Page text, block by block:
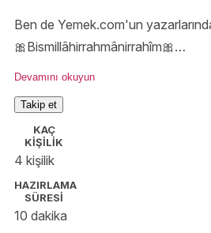
Ben de Yemek.com'un
🎀Bismillâhirrahmânirrahîm🎀
"Eûzü bi kelimâtillâhi't-tâmmeti min
Devamını okuyun
Takip et
KAÇ
KİŞİLİK
4 kişilik
HAZIRLAMA
SÜRESİ
10 dakika